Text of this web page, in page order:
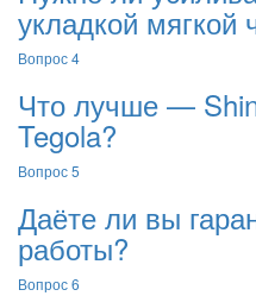
укладкой мягкой
Вопрос 4
Что лучше —
Tegola?
Вопрос 5
Даёте ли вы
работы?
Вопрос 6